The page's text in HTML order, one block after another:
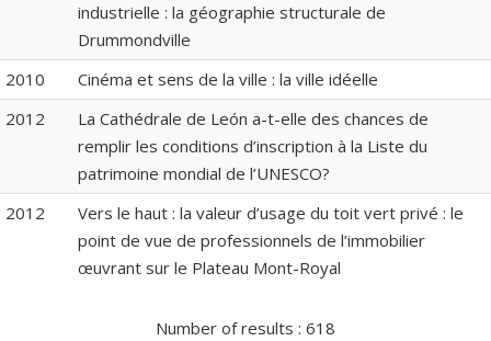
industrielle : la géographie structurale de
Drummondville
2010
Cinéma et sens de la ville : la ville idéelle
2012
La Cathédrale de León a-t-elle des chances de
remplir les conditions d’inscription à la Liste du
patrimoine mondial de l’UNESCO?
2012
Vers le haut : la valeur d’usage du toit vert privé : le
point de vue de professionnels de l’immobilier
œuvrant sur le Plateau Mont-Royal
Number of results : 618